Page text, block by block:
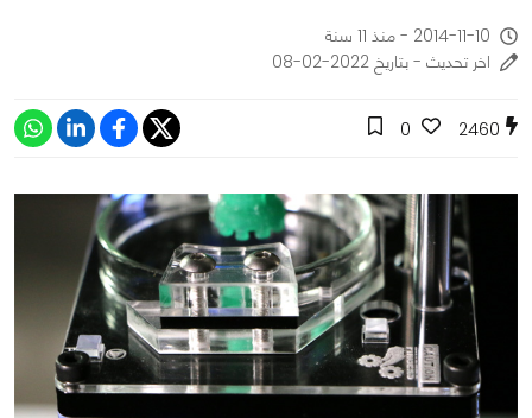
2014-11-10 - منذ 11 سنة
اخر تحديث - بتاريخ 2022-02-08
2460
0